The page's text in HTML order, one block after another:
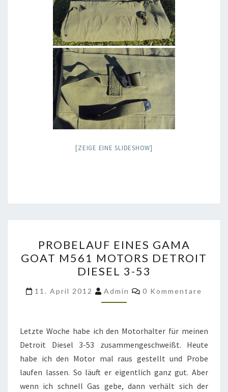
[ZEIGE EINE SLIDESHOW]
EINES
GAMA
GOAT
M561
MOTORS
DIESEL
3-
53
PROBELAUF EINES GAMA
GOAT M561 MOTORS DETROIT
DIESEL 3-53
11. April 2012 Admin Kommentare
0 Kommentare
Letzte Woche habe ich den Motorhalter für meinen
Detroit Diesel 3-53 zusammengeschweißt. Heute
habe ich den Motor mal raus gestellt und Probe
laufen lassen. So läuft er eigentlich ganz gut. Aber
wenn ich schnell Gas gebe, dann verhält sich der